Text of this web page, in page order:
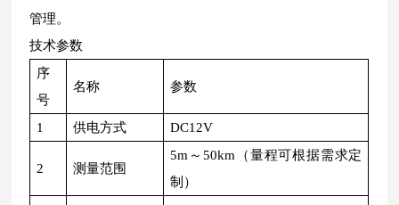
管理。
技术参数
序
号
名称 参数
1 供电方式 DC12V
2 测量范围
5m～50km（量程可根据需求定
制）